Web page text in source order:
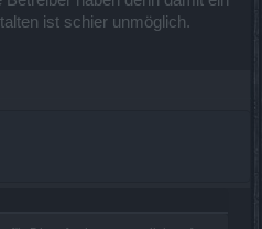
ist schier unmöglich.